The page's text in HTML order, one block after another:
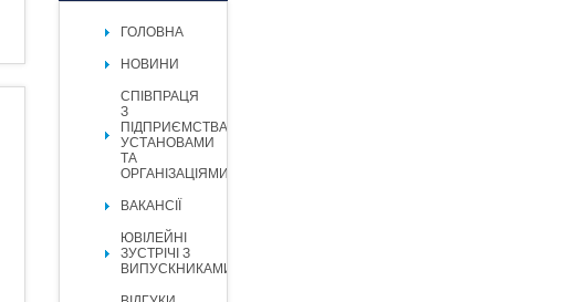
ГОЛОВНА
НОВИНИ
СПІВПРАЦЯ
З
ПІДПРИЄМСТВАМИ,
УСТАНОВАМИ
ТА
ОРГАНІЗАЦІЯМИ
ВАКАНСІЇ
ЮВІЛЕЙНІ
ЗУСТРІЧІ З
ВИПУСКНИКАМИ